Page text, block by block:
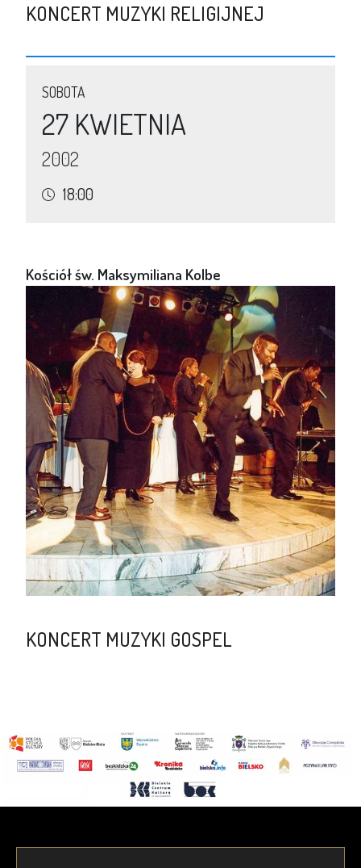
KONCERT MUZYKI RELIGIJNEJ
SOBOTA
27 KWIETNIA
2002
18:00
Kościół św. Maksymiliana Kolbe
KONCERT MUZYKI GOSPEL